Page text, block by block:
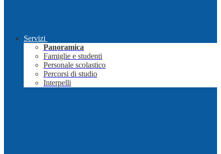
Servizi
Panoramica
Famiglie e studenti
Personale scolastico
Percorsi di studio
Interpelli